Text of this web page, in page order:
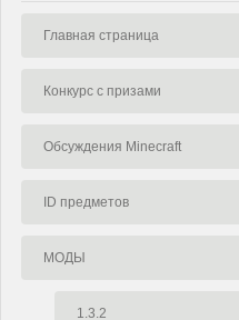
Главная страница
Конкурс с призами
Обсуждения Minecraft
ID предметов
МОДЫ
1.3.2